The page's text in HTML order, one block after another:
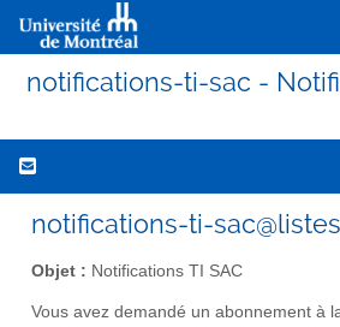
notifications-ti-sac -
notifications-ti-
Objet : Notifications TI SAC
Vous avez demandé un abonnement à